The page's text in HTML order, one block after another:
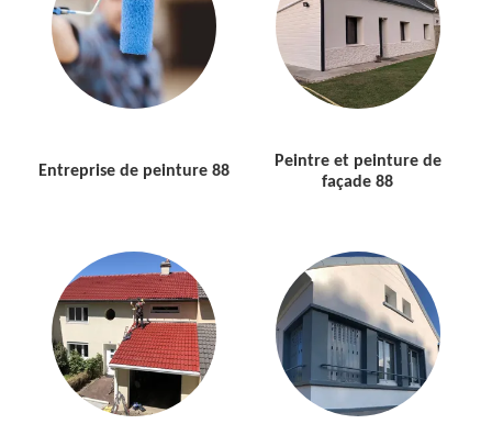
Entreprise de peinture 88
Peintre et peinture de
façade 88